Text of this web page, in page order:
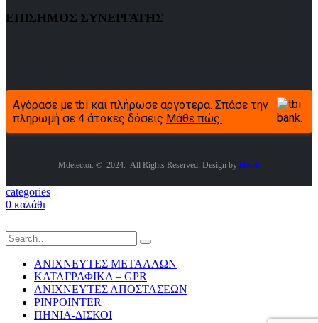
ΕΠΙΣΗΜΟΣ ΣΥΝΕΡΓΑΤΗΣ
Αγόρασε με tbi και πλήρωσε αργότερα. Σπάσε την
πληρωμή σε 4 άτοκες δόσεις Μάθε πώς.
Mdetector. © 2024. All Rights Reserved. Design by idweb
categories
0 καλάθι
ΑΝΙΧΝΕΥΤΕΣ ΜΕΤΑΛΛΩΝ
ΚΑΤΑΓΡΑΦΙΚΑ – GPR
ΑΝΙΧΝΕΥΤΕΣ ΑΠΟΣΤΑΣΕΩΝ
PINPOINTER
ΠΗΝΙΑ-ΔΙΣΚΟΙ